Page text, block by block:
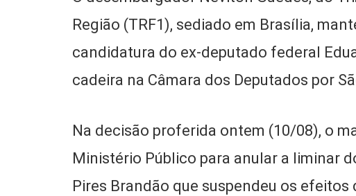
Região (TRF1), sediado em Brasília,
candidatura do ex-deputado federal
cadeira na Câmara dos Deputados por
Na decisão proferida ontem (10/08), o
Ministério Público para anular a liminar
Pires Brandão que suspendeu os